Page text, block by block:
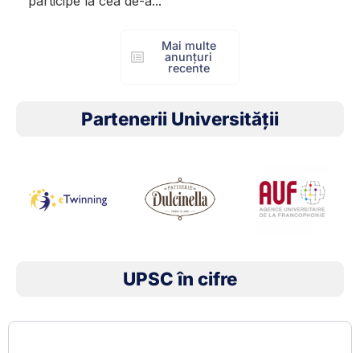
Mai multe
anunțuri
recente
Partenerii Universității
UPSC în cifre